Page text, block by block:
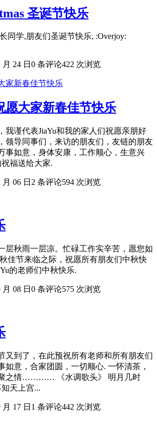
圣诞节快乐
同学,朋友们圣诞节快乐, :Overjoy:
月 24 日 0 条评论422 次浏览
愿大家新春佳节快乐
我谨代表JiaYu和我的家人们祝愿亲朋好
领导同事们，来访的朋友们，友链的朋友
事如意，身体安康，工作顺心，生意兴
福送给大家.
月 06 日 2 条评论594 次浏览
层秋雨一层凉。忙碌工作实辛苦，愿您如
佳节来临之际，祝愿所有朋友们中秋快
的老师们中秋快乐.
月 08 日 0 条评论575 次浏览
又到了，在此预祝所有老师和所有朋友们
如意，合家团圆，一切顺心. 一怀清茶，
之情………… 《水调歌头》 明月几时
天上宫...
月 17 日 1 条评论442 次浏览